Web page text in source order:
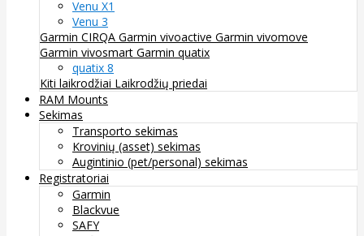
Venu X1
Venu 3
Garmin CIRQA Garmin vivoactive Garmin vivomove
Garmin vivosmart Garmin quatix
quatix 8
Kiti laikrodžiai Laikrodžių priedai
RAM Mounts
Sekimas
Transporto sekimas
Krovinių (asset) sekimas
Augintinio (pet/personal) sekimas
Registratoriai
Garmin
Blackvue
SAFY